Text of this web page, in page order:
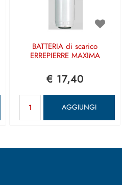
BATTERIA di scarico
ERREPIERRE MAXIMA
€ 17,40
AGGIUNGI